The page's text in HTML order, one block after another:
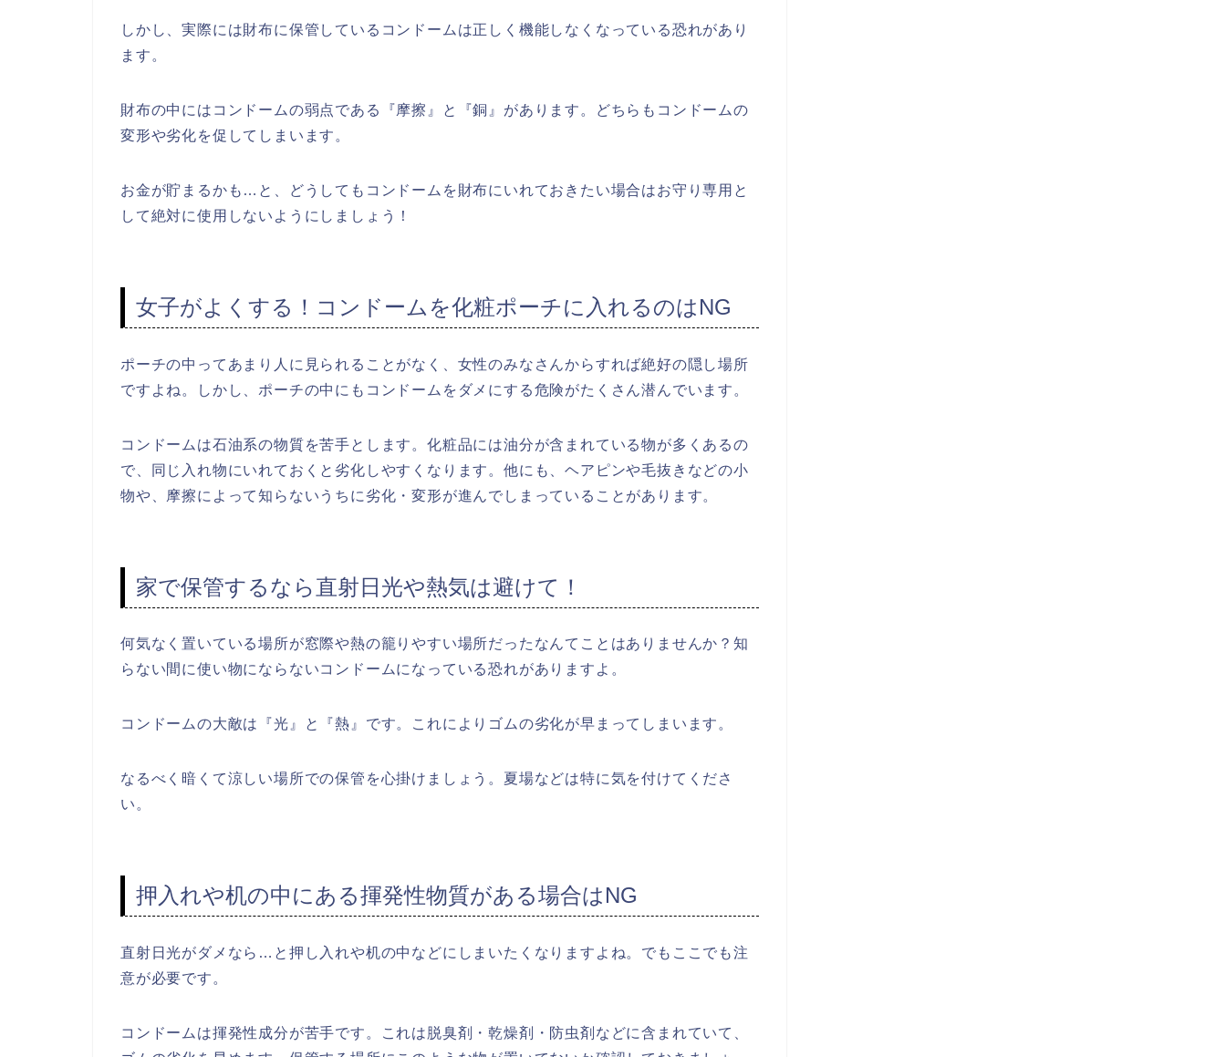
しかし、実際には財布に保管しているコンドームは正しく機能しなくなっている恐れがあり
ます。
財布の中にはコンドームの弱点である『摩擦』と『銅』があります。どちらもコンドームの
変形や劣化を促してしまいます。
お金が貯まるかも…と、どうしてもコンドームを財布にいれておきたい場合はお守り専用と
して絶対に使用しないようにしましょう！
女子がよくする！コンドームを化粧ポーチに入れるのはNG
ポーチの中ってあまり人に見られることがなく、女性のみなさんからすれば絶好の隠し場所
ですよね。しかし、ポーチの中にもコンドームをダメにする危険がたくさん潜んでいます。
コンドームは石油系の物質を苦手とします。化粧品には油分が含まれている物が多くあるの
で、同じ入れ物にいれておくと劣化しやすくなります。他にも、ヘアピンや毛抜きなどの小
物や、摩擦によって知らないうちに劣化・変形が進んでしまっていることがあります。
家で保管するなら直射日光や熱気は避けて！
何気なく置いている場所が窓際や熱の籠りやすい場所だったなんてことはありませんか？知
らない間に使い物にならないコンドームになっている恐れがありますよ。
コンドームの大敵は『光』と『熱』です。これによりゴムの劣化が早まってしまいます。
なるべく暗くて涼しい場所での保管を心掛けましょう。夏場などは特に気を付けてくださ
い。
押入れや机の中にある揮発性物質がある場合はNG
直射日光がダメなら…と押し入れや机の中などにしまいたくなりますよね。でもここでも注
意が必要です。
コンドームは揮発性成分が苦手です。これは脱臭剤・乾燥剤・防虫剤などに含まれていて、